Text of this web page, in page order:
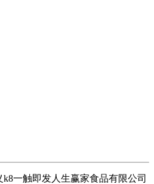
一触即发人生赢家食品有限公司